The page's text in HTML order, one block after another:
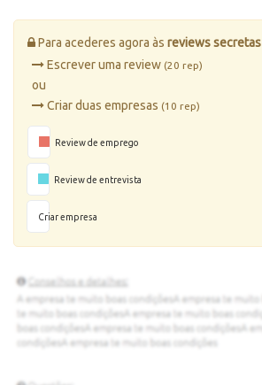
Para acederes agora às reviews secretas
Escrever uma review (20 rep)
ou
Criar duas empresas (10 rep)
Review de emprego
Review de entrevista
Criar empresa